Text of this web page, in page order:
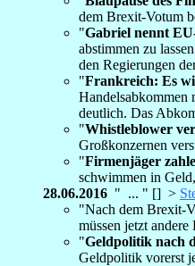
dem Brexit-Votum
"Gabriel nennt
abstimmen zu
den Regierungen
"Frankreich: Es
Handelsabkommen
deutlich. Das
"Whistleblower
Großkonzernen
"Firmenjäger
schwimmen in
28.06.2016 " ... " [] >
"Nach dem Brexit-
müssen jetzt
"Geldpolitik nach
Geldpolitik vorerst